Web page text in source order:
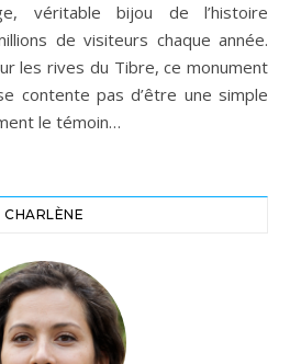
de visiteurs chaque année.
les rives du Tibre, ce monument
contente pas d’être une simple
le témoin…
CHARLÈNE